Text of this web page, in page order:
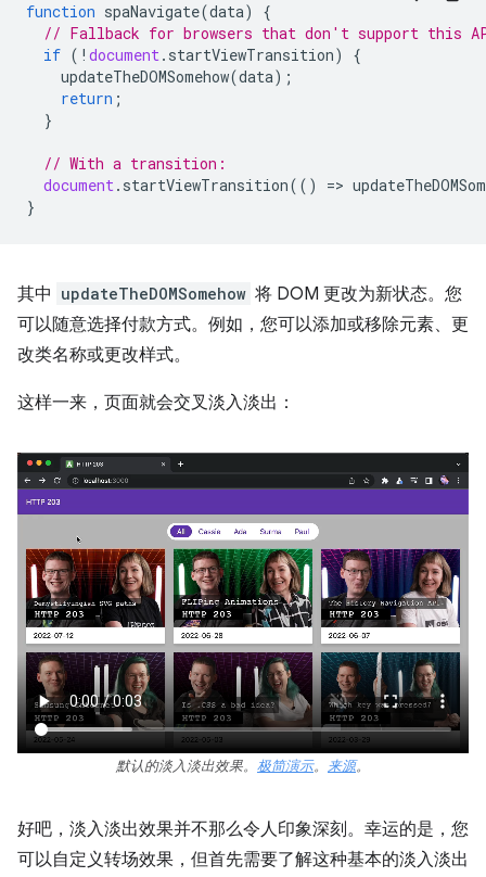
function spaNavigate(data)
{
// Fallback for browsers that don't support this
if ( ! document. startViewTransition)
{
updateTheDOMSomehow(data);
return ;
}
// With a transition:
document. startViewTransition(() =>
}
其中 updateTheDOMSomehow 将 DOM 更改为新状态。您
可以随意选择付款方式。例如，您可以添加或移除元素、更
改类名称或更改样式。
这样一来，页面就会交叉淡入淡出：
默认的淡入淡出效果。 极简演示。 来源。
好吧，淡入淡出效果并不那么令人印象深刻。幸运的是，您
可以自定义转场效果，但首先需要了解这种基本的淡入淡出